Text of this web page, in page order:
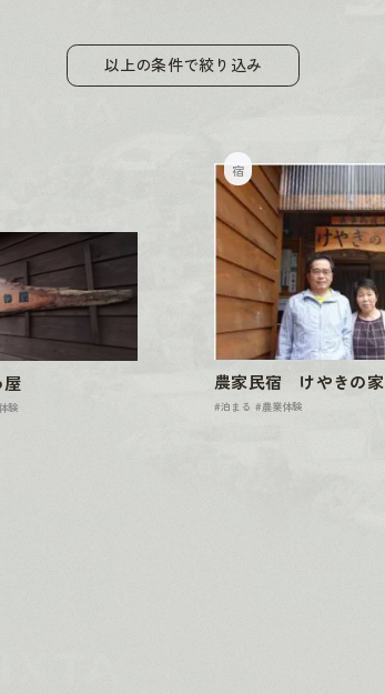
以上の条件で絞り込み
屋
験
農家民宿 けやきの家
宿
#泊まる #農業体験